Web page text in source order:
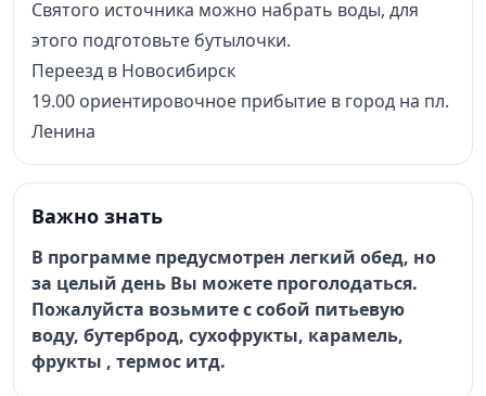
Святого источника можно набрать воды, для
этого подготовьте бутылочки.
Переезд в Новосибирск
19.00 ориентировочное прибытие в город на пл.
Ленина
Важно знать
В программе предусмотрен легкий обед, но
за целый день Вы можете проголодаться.
Пожалуйста возьмите с собой питьевую
воду, бутерброд, сухофрукты, карамель,
фрукты , термос итд.